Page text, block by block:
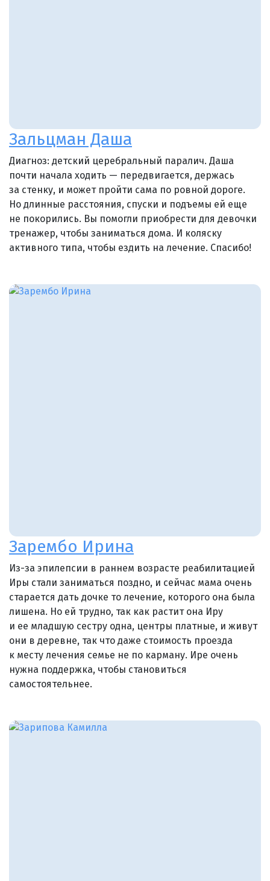
Зальцман Даша
Диагноз: детский церебральный паралич. Даша
почти начала ходить — передвигается, держась
за стенку, и может пройти сама по ровной дороге.
Но длинные расстояния, спуски и подъемы ей еще
не покорились. Вы помогли приобрести для девочки
тренажер, чтобы заниматься дома. И коляску
активного типа, чтобы ездить на лечение. Спасибо!
Зарембо Ирина
Из-за эпилепсии в раннем возрасте реабилитацией
Иры стали заниматься поздно, и сейчас мама очень
старается дать дочке то лечение, которого она была
лишена. Но ей трудно, так как растит она Иру
и ее младшую сестру одна, центры платные, и живут
они в деревне, так что даже стоимость проезда
к месту лечения семье не по карману. Ире очень
нужна поддержка, чтобы становиться
самостоятельнее.